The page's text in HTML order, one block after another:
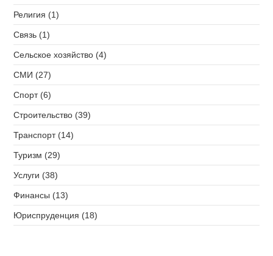
Религия (1)
Связь (1)
Сельское хозяйство (4)
СМИ (27)
Спорт (6)
Строительство (39)
Транспорт (14)
Туризм (29)
Услуги (38)
Финансы (13)
Юриспруденция (18)